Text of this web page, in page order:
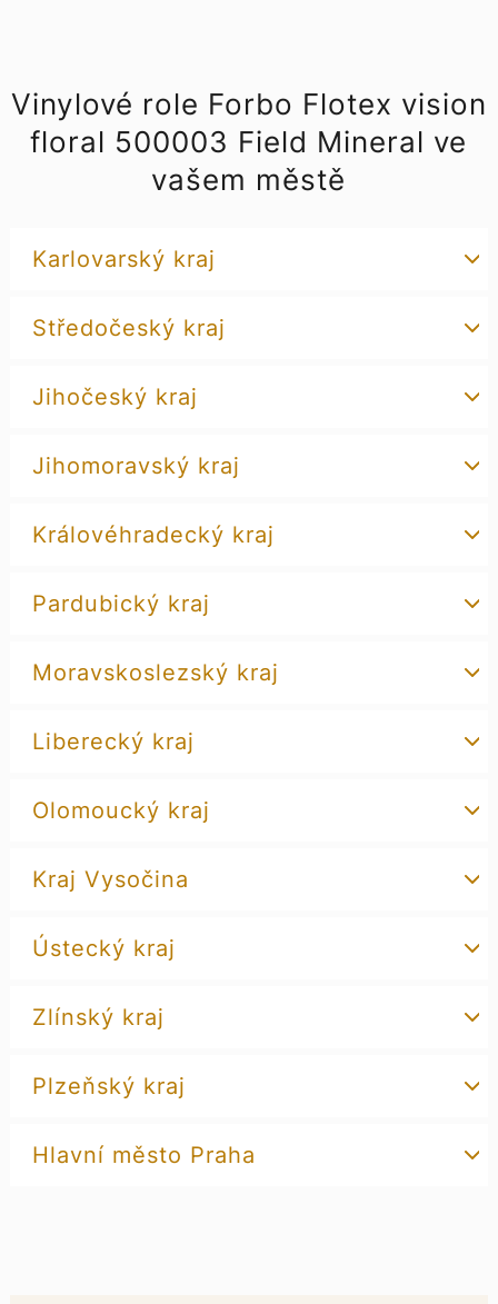
Vinylové role Forbo Flotex vision
floral 500003 Field Mineral ve
vašem městě
Karlovarský kraj
Středočeský kraj
Jihočeský kraj
Jihomoravský kraj
Královéhradecký kraj
Pardubický kraj
Moravskoslezský kraj
Liberecký kraj
Olomoucký kraj
Kraj Vysočina
Ústecký kraj
Zlínský kraj
Plzeňský kraj
Hlavní město Praha